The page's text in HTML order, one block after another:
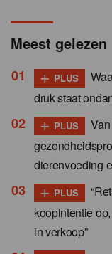
Meest gelezen
+ PLUS
druk staat
+ PLUS
dierenvoeding
+ PLUS
koopintentie
in verkoop”